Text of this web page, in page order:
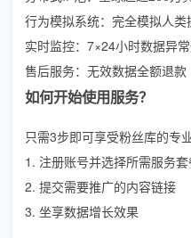
行为模拟系统：完全模拟人类
实时监控：7×24小时数据异
售后服务：无效数据全额退款
如何开始使用服务？
只需3步即可享受粉丝库的专业
1. 注册账号并选择所需服务
2. 提交需要推广的内容链接
3. 坐享数据增长效果